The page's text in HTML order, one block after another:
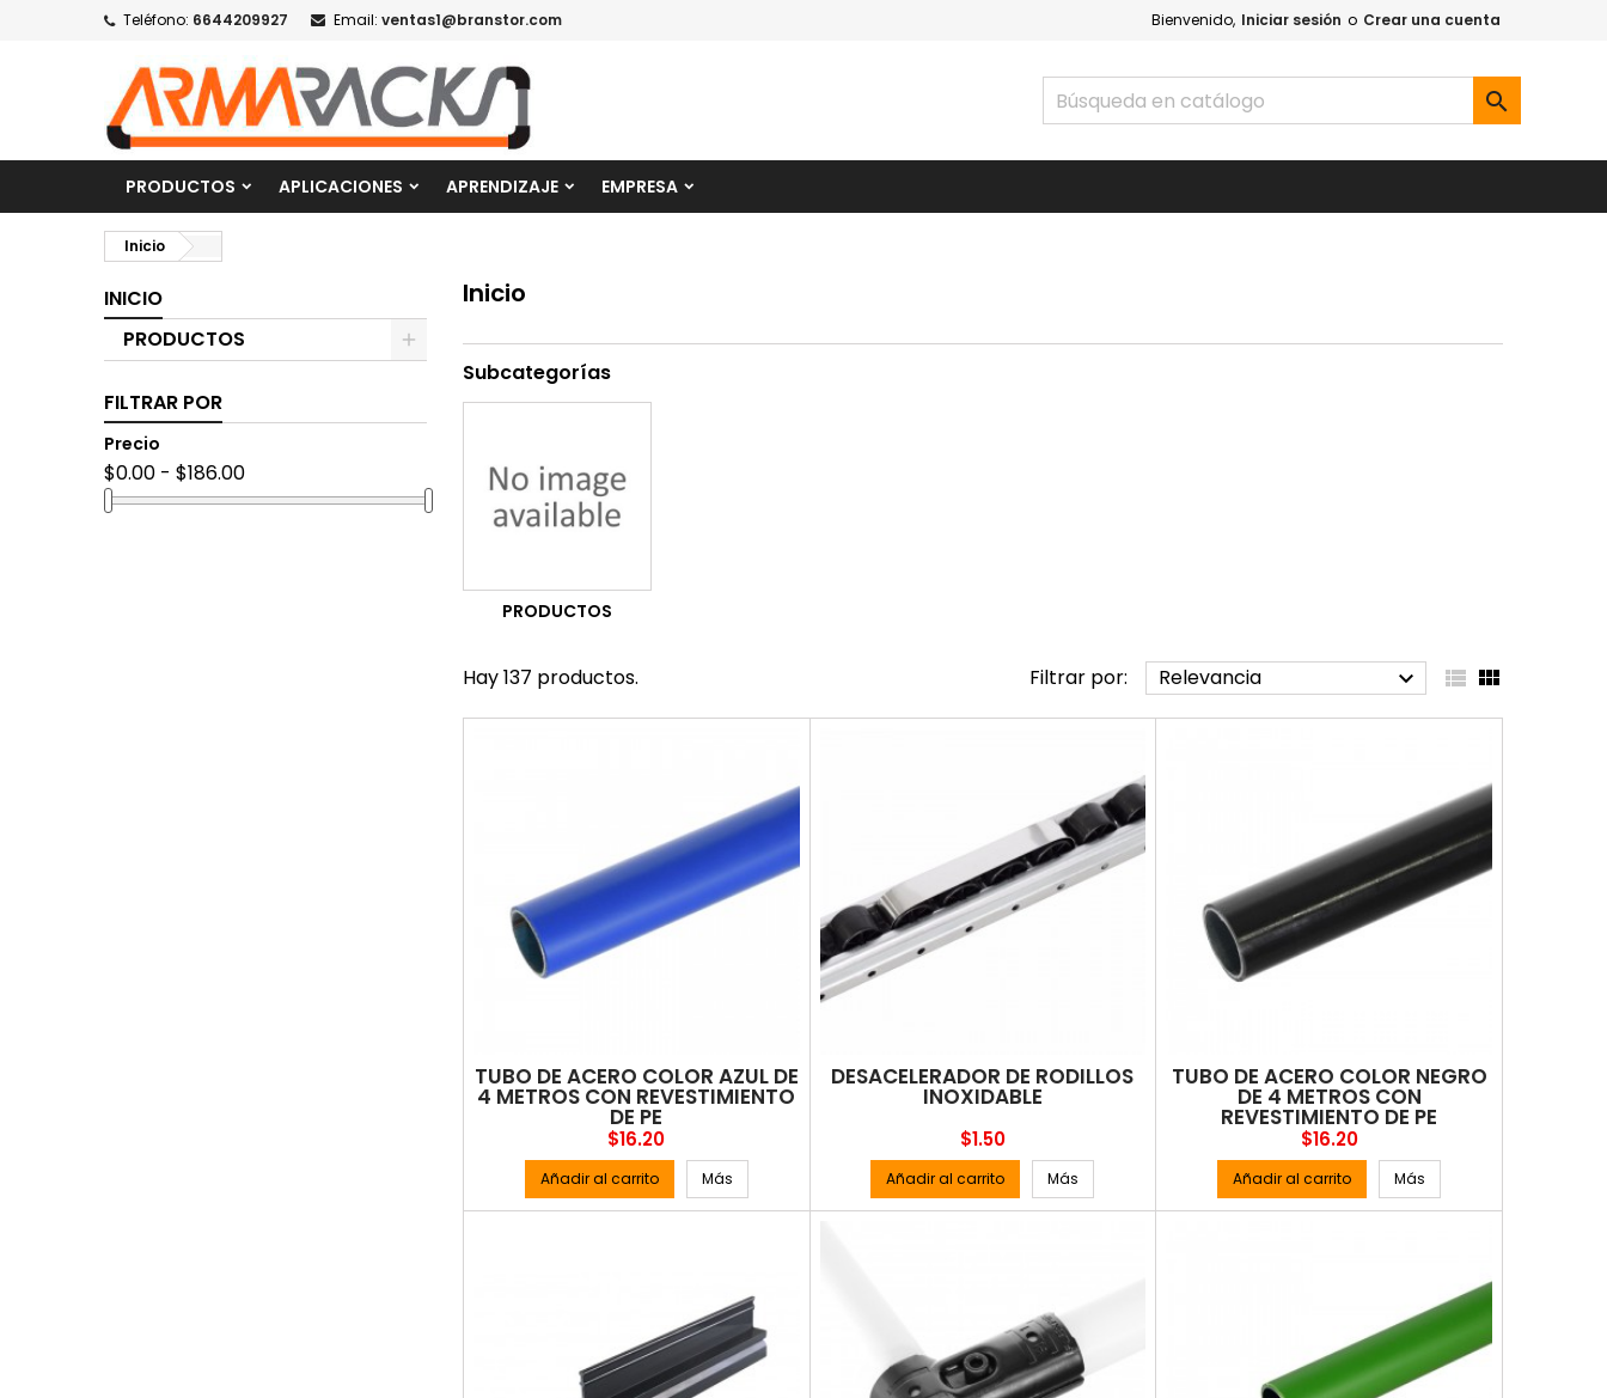
Teléfono: 6644209927 Email: ventas1@branstor.com Bienvenido, Iniciar sesión o Crear una cuenta

PRODUCTOS APLICACIONES APRENDIZAJE EMPRESA
Inicio
INICIO
PRODUCTOS
FILTRAR POR
Precio
$0.00 - $186.00
Inicio
Subcategorías
PRODUCTOS
Hay 137 productos. Filtrar por: Relevancia   
TUBO DE ACERO COLOR AZUL DE
4 METROS CON REVESTIMIENTO
DE PE
Precio
$16.20
Añadir al carrito Más
DESACELERADOR DE RODILLOS
INOXIDABLE
Precio
$1.50
Añadir al carrito Más
TUBO DE ACERO COLOR NEGRO
DE 4 METROS CON
REVESTIMIENTO DE PE
Precio
$16.20
Añadir al carrito Más